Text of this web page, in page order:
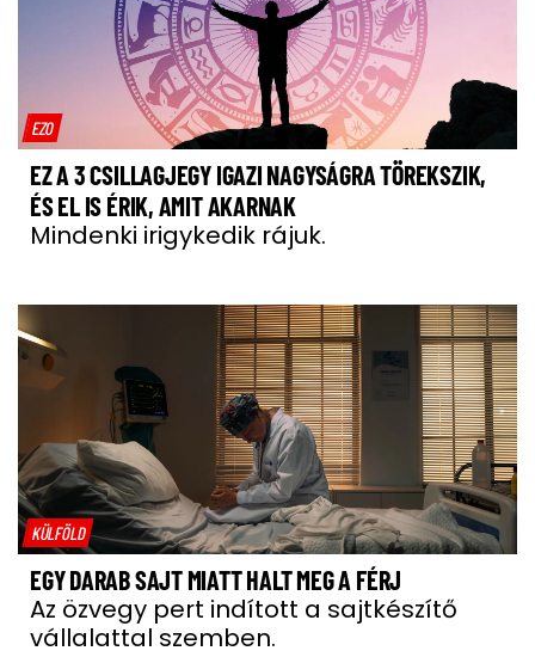
EZO
EZ A 3 CSILLAGJEGY IGAZI NAGYSÁGRA TÖREKSZIK,
ÉS EL IS ÉRIK, AMIT AKARNAK
Mindenki irigykedik rájuk.
KÜLFÖLD
EGY DARAB SAJT MIATT HALT MEG A FÉRJ
Az özvegy pert indított a sajtkészítő
vállalattal szemben.